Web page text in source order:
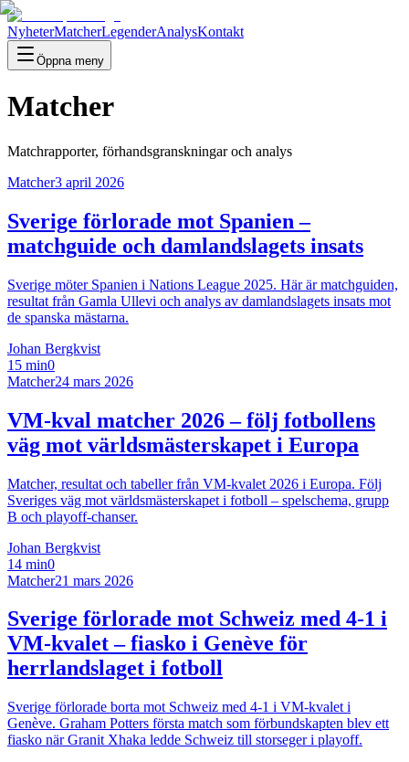
NyheterMatcherLegenderAnalysKontakt
Öppna meny
Matcher
Matchrapporter, förhandsgranskningar och analys
Matcher3 april 2026
Sverige förlorade mot Spanien –
matchguide och damlandslagets insats
Sverige möter Spanien i Nations League 2025. Här är matchguiden,
resultat från Gamla Ullevi och analys av damlandslagets insats mot
de spanska mästarna.
Johan Bergkvist
15 min0
Matcher24 mars 2026
VM-kval matcher 2026 – följ fotbollens
väg mot världsmästerskapet i Europa
Matcher, resultat och tabeller från VM-kvalet 2026 i Europa. Följ
Sveriges väg mot världsmästerskapet i fotboll – spelschema, grupp
B och playoff-chanser.
Johan Bergkvist
14 min0
Matcher21 mars 2026
Sverige förlorade mot Schweiz med 4-1 i
VM-kvalet – fiasko i Genève för
herrlandslaget i fotboll
Sverige förlorade borta mot Schweiz med 4-1 i VM-kvalet i
Genève. Graham Potters första match som förbundskapten blev ett
fiasko när Granit Xhaka ledde Schweiz till storseger i playoff.